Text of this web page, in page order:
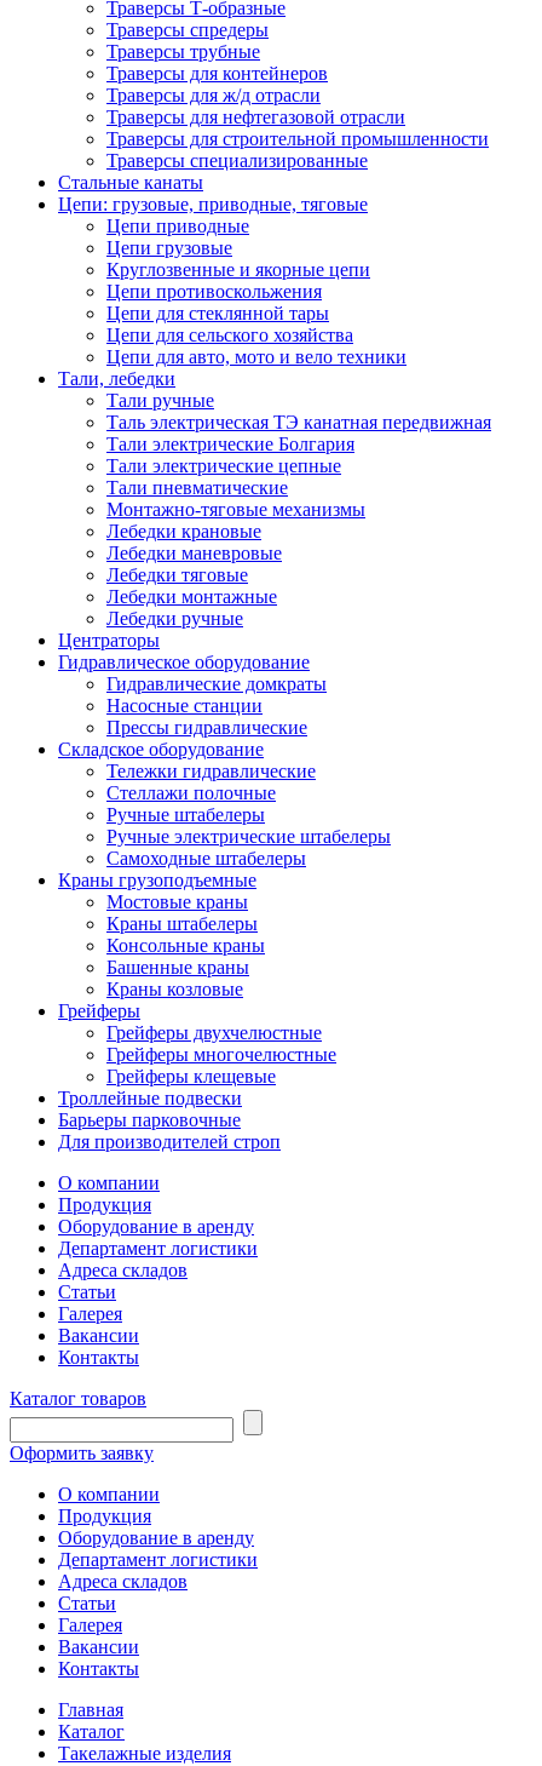
Траверсы Т-образные
Траверсы спредеры
Траверсы трубные
Траверсы для контейнеров
Траверсы для ж/д отрасли
Траверсы для нефтегазовой отрасли
Траверсы для строительной промышленности
Траверсы специализированные
Стальные канаты
Цепи: грузовые, приводные, тяговые
Цепи приводные
Цепи грузовые
Круглозвенные и якорные цепи
Цепи противоскольжения
Цепи для стеклянной тары
Цепи для сельского хозяйства
Цепи для авто, мото и вело техники
Тали, лебедки
Тали ручные
Таль электрическая ТЭ канатная передвижная
Тали электрические Болгария
Тали электрические цепные
Тали пневматические
Монтажно-тяговые механизмы
Лебедки крановые
Лебедки маневровые
Лебедки тяговые
Лебедки монтажные
Лебедки ручные
Центраторы
Гидравлическое оборудование
Гидравлические домкраты
Насосные станции
Прессы гидравлические
Складское оборудование
Тележки гидравлические
Cтеллажи полочные
Ручные штабелеры
Ручные электрические штабелеры
Самоходные штабелеры
Краны грузоподъемные
Мостовые краны
Краны штабелеры
Консольные краны
Башенные краны
Краны козловые
Грейферы
Грейферы двухчелюстные
Грейферы многочелюстные
Грейферы клещевые
Троллейные подвески
Барьеры парковочные
Для производителей строп
О компании
Продукция
Оборудование в аренду
Департамент логистики
Адреса складов
Статьи
Галерея
Вакансии
Контакты
Каталог товаров
Оформить заявку
О компании
Продукция
Оборудование в аренду
Департамент логистики
Адреса складов
Статьи
Галерея
Вакансии
Контакты
Главная
Каталог
Такелажные изделия